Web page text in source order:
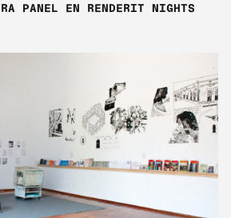
PANEL EN RENDERIT NIGHTS